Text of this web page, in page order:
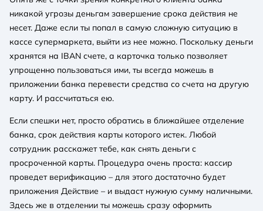
никакой угрозы деньгам завершение срока действия не
несет. Даже если ты попал в самую сложную ситуацию в
кассе супермаркета, выйти из нее можно. Поскольку деньги
хранятся на IBAN счете, а карточка только позволяет
упрощенно пользоваться ими, ты всегда можешь в
приложении банка перевести средства со счета на другую
карту. И рассчитаться ею.
Если спешки нет, просто обратись в ближайшее отделение
банка, срок действия карты которого истек. Любой
сотрудник расскажет тебе, как снять деньги с
просроченной карты. Процедура очень проста: кассир
проведет верификацию – для этого достаточно будет
приложения Действие – и выдаст нужную сумму наличными.
Здесь же в отделении ты можешь сразу оформить